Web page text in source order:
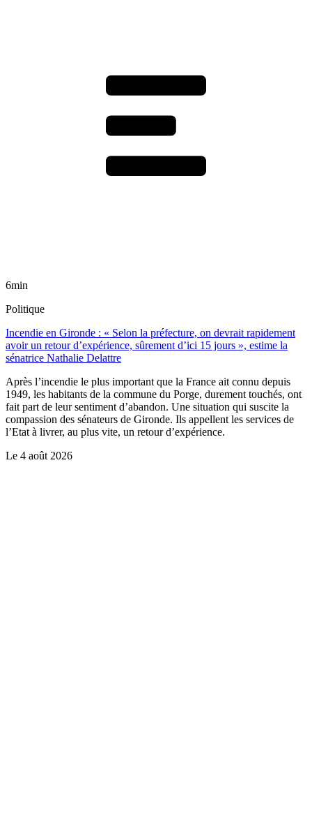
6min
Politique
Incendie en Gironde : « Selon la préfecture, on devrait rapidement
avoir un retour d’expérience, sûrement d’ici 15 jours », estime la
sénatrice Nathalie Delattre
Après l’incendie le plus important que la France ait connu depuis
1949, les habitants de la commune du Porge, durement touchés, ont
fait part de leur sentiment d’abandon. Une situation qui suscite la
compassion des sénateurs de Gironde. Ils appellent les services de
l’Etat à livrer, au plus vite, un retour d’expérience.
Le 4 août 2026